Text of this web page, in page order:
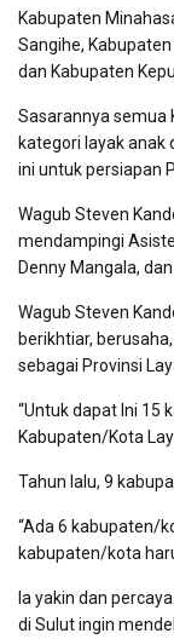
Kabupaten
Sangihe,
dan Kabupaten
Sasarannya semua
kategori layak anak
ini untuk persiapan
Wagub Steven
mendampingi
Denny Mangala,
Wagub Steven
berikhtiar,
sebagai Provinsi
“Untuk dapat Ini 15
Kabupaten/Kota
Tahun lalu, 9
“Ada 6 kabupaten/
kabupaten/kota
Ia yakin dan
di Sulut ingin